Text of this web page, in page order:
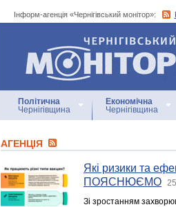
Інформ-агенція «Чернігівський монітор»:
Інформ-агенція
«Чернігівський монітор»
Політична
Чернігівщина
Економічна
Чернігівщина
АГЕНЦIЯ
Які ризики та
ПОЯСНЮЄМО
Зі зростанням